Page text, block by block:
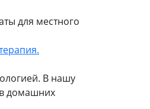
для местного
В нашу
домашних